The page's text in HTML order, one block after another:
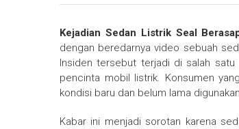
Kejadian Sedan Listrik Seal
dengan beredarnya video sebuah
Insiden tersebut terjadi di salah
pencinta mobil listrik. Konsumen
kondisi baru dan belum lama
Kabar ini menjadi sorotan karena